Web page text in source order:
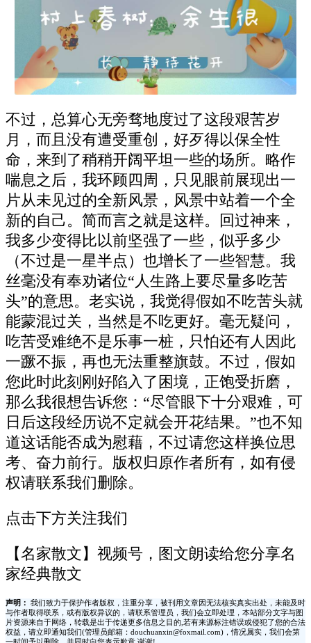
不过，总算心无旁骛地度过了这段艰苦岁
月，而且没有遭受重创，好歹得以保全性
命，来到了稍稍开阔平坦一些的场所。略作
喘息之后，我环顾四周，只见眼前展现出一
片从未见过的全新风景，风景中站着一个全
新的自己。简而言之就是这样。回过神来，
我多少变得比以前坚强了一些，似乎多少
（不过是一星半点）也增长了一些智慧。我
丝毫没有奉劝诸位“人生路上要尽量多吃苦
头”的意思。老实说，我觉得假如不吃苦头就
能蒙混过关，当然是不吃更好。毫无疑问，
吃苦受难绝不是乐事一桩，只怕还有人因此
一蹶不振，再也无法重整旗鼓。不过，假如
您此时此刻刚好陷入了困境，正饱受折磨，
那么我很想告诉您：“尽管眼下十分艰难，可
日后这段经历说不定就会开花结果。”也不知
道这话能否成为慰藉，不过请您这样换位思
考、奋力前行。版权归原作者所有，如有侵
权请联系我们删除。
点击下方关注我们
【名家散文】视频号，图文朗读给您分享名
家经典散文
声明：
我们致力于保护作者版权，注重分享，被刊用文章因无法核实真实出处，未能及时
与作者取得联系，或有版权异议的，请联系管理员，我们会立即处理，本站部分文字与图
片资源来自于网络，转载是出于传递更多信息之目的,若有来源标注错误或侵犯了您的合法
权益，请立即通知我们(管理员邮箱：douchuanxin@foxmail.com)，情况属实，我们会第